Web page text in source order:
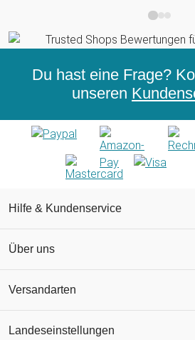
Du hast eine Frage?
unseren
Hilfe & Kundenservice
Über uns
Versandarten
Landeseinstellungen